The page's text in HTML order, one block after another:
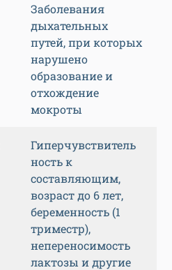
Заболевания
дыхательных
путей, при которых
нарушено
образование и
отхождение
мокроты
Гиперчувствитель
ность к
составляющим,
возраст до 6 лет,
беременность (1
триместр),
непереносимость
лактозы и другие